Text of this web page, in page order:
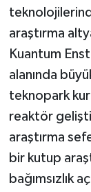
araştırma
Kuantum
alanında
teknopark
reaktör
araştırma
bir kutup
bağımsızlık